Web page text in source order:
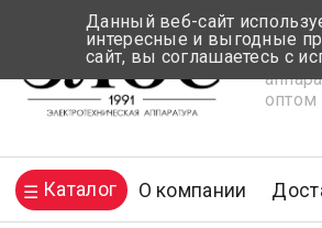
оптом
Каталог О компании
Данный веб-сайт
интересные и выгодные
сайт, вы соглашаетесь с